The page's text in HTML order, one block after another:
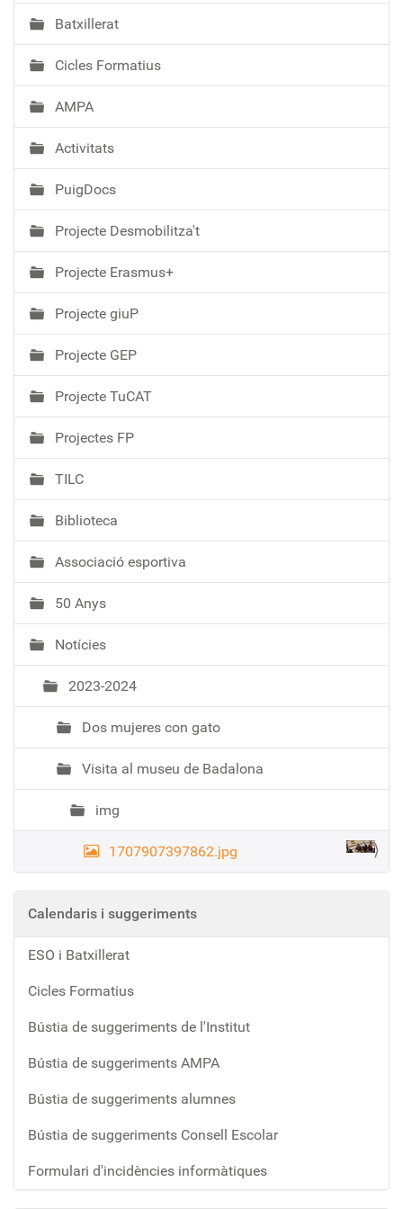
ó
Batxillerat
Cicles Formatius
AMPA
Activitats
PuigDocs
Projecte Desmobilitza't
Projecte Erasmus+
Projecte giuP
Projecte GEP
Projecte TuCAT
Projectes FP
TILC
Biblioteca
Associació esportiva
50 Anys
Notícies
2023-2024
Dos mujeres con gato
Visita al museu de Badalona
img
1707907397862.jpg
Calendaris i suggeriments
ESO i Batxillerat
Cicles Formatius
Bústia de suggeriments de l'Institut
Bústia de suggeriments AMPA
Bústia de suggeriments alumnes
Bústia de suggeriments Consell Escolar
Formulari d'incidències informàtiques